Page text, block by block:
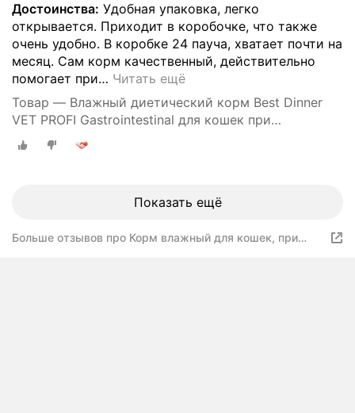
Достоинства: Удобная упаковка, легко
открывается. Приходит в коробочке, что также
очень удобно. В коробке 24 пауча, хватает почти на
месяц. Сам корм качественный, действительно
помогает при… Читать ещё
Товар — Влажный диетический корм Best Dinner
VET PROFI Gastrointestinal для кошек при
заболеваниях ЖКТ кусочки в соусе Индейка, 85 г х
24 шт, пауч (Бест Диннер)
Показать ещё
Больше отзывов про Корм влажный для кошек, при